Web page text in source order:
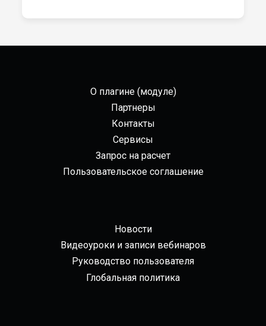
О плагине (модуле)
Партнеры
Контакты
Сервисы
Запрос на расчет
Пользовательское соглашение
Новости
Видеоуроки и записи вебинаров
Руководство пользователя
Глобальная политика